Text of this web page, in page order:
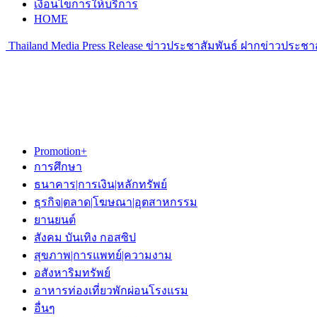
เงื่อนไขการให้บริการ
HOME
Thailand Media Press Release ข่าวประชาสัมพันธ์ ฝากข่าวประ
Promotion+
การศึกษา
ธนาคาร|การเงิน|หลักทรัพย์
ธุรกิจ|ตลาด|โฆษณา|อุตสาหกรรม
ยานยนต์
สังคม บันเทิง กอสซิป
สุขภาพ|การแพทย์|ความงาม
อสังหาริมทรัพย์
อาหารท่องเที่ยวพักผ่อนโรงแรม
อื่นๆ